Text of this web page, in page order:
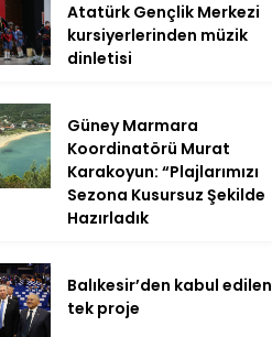
Atatürk Gençlik Merkezi
kursiyerlerinden müzik
dinletisi
Güney Marmara
Koordinatörü Murat
Karakoyun: “Plajlarımızı
Sezona Kusursuz Şekilde
Hazırladık
Balıkesir’den kabul edilen
tek proje